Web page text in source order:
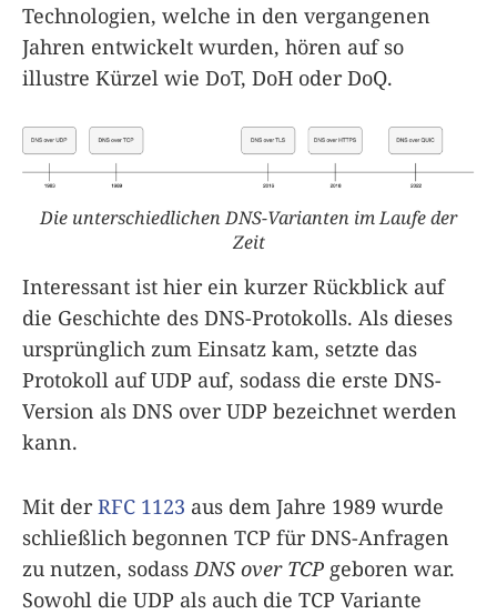
Technologien, welche in den vergangenen
Jahren entwickelt wurden, hören auf so
illustre Kürzel wie DoT, DoH oder DoQ.
Die unterschiedlichen DNS-Varianten im Laufe der
Zeit
Interessant ist hier ein kurzer Rückblick auf
die Geschichte des DNS-Protokolls. Als dieses
ursprünglich zum Einsatz kam, setzte das
Protokoll auf UDP auf, sodass die erste DNS-
Version als DNS over UDP bezeichnet werden
kann.
Mit derRFC 1123 aus dem Jahre 1989 wurde
schließlich begonnen TCP für DNS-Anfragen
zu nutzen, sodass DNS over TCP geboren war.
Sowohl die UDP als auch die TCP Variante